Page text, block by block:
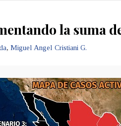
la suma
, Miguel Angel Cristiani G.